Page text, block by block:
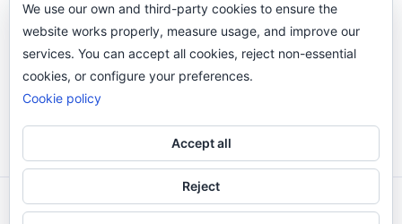
Y si una persona no puede tener teléfono, que
le quiten el teléfono.
Odi O'Malley © 2016-2025. Todos Los Derechos
We use our own and third-party cookies to ensure the
website works properly, measure usage, and improve our
services. You can accept all cookies, reject non-essential
cookies, or configure your preferences.
Cookie policy
Accept all
Reject